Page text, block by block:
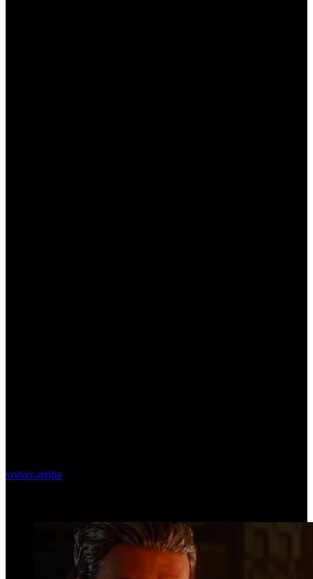
volver arriba